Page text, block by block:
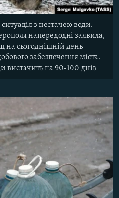
з нестачею води.
напередодні заявила,
на сьогоднішній день
забезпечення міста.
вистачить на 90-100 днів